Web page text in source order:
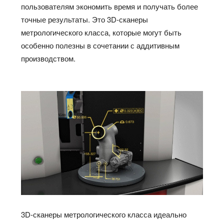
пользователям экономить время и получать более
точные результаты. Это 3D-сканеры
метрологического класса, которые могут быть
особенно полезны в сочетании с аддитивным
производством.
3D-сканеры метрологического класса идеально